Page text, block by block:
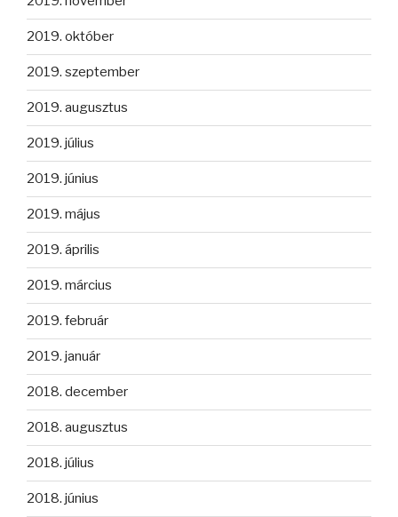
2019. október
2019. szeptember
2019. augusztus
2019. július
2019. június
2019. május
2019. április
2019. március
2019. február
2019. január
2018. december
2018. augusztus
2018. július
2018. június